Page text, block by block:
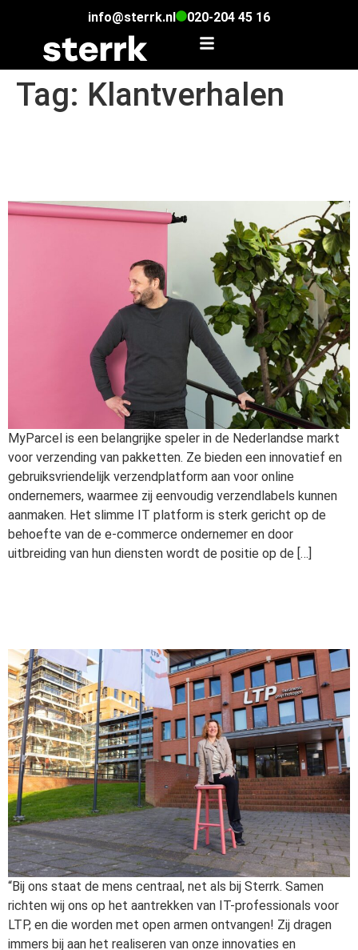
info@sterrk.nl 020-204 45 16
Tag: Klantverhalen
MyParcel is een belangrijke speler in de Nederlandse markt
voor verzending van pakketten. Ze bieden een innovatief en
gebruiksvriendelijk verzendplatform aan voor online
ondernemers, waarmee zij eenvoudig verzendlabels kunnen
aanmaken. Het slimme IT platform is sterk gericht op de
behoefte van de e-commerce ondernemer en door
uitbreiding van hun diensten wordt de positie op de […]
“Bij ons staat de mens centraal, net als bij Sterrk. Samen
richten wij ons op het aantrekken van IT-professionals voor
LTP, en die worden met open armen ontvangen! Zij dragen
immers bij aan het realiseren van onze innovaties en